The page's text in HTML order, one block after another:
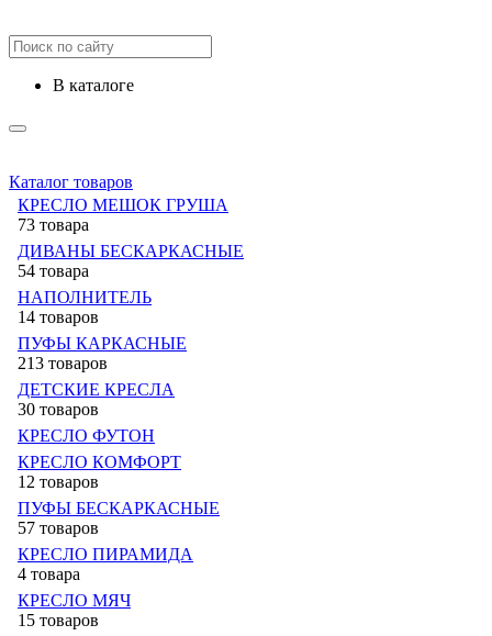
в каталоге
Каталог товаров
КРЕСЛО МЕШОК ГРУША
73 товара
ДИВАНЫ БЕСКАРКАСНЫЕ
54 товара
НАПОЛНИТЕЛЬ
14 товаров
ПУФЫ КАРКАСНЫЕ
213 товаров
ДЕТСКИЕ КРЕСЛА
30 товаров
КРЕСЛО ФУТОН
КРЕСЛО КОМФОРТ
12 товаров
ПУФЫ БЕСКАРКАСНЫЕ
57 товаров
КРЕСЛО ПИРАМИДА
4 товара
КРЕСЛО МЯЧ
15 товаров